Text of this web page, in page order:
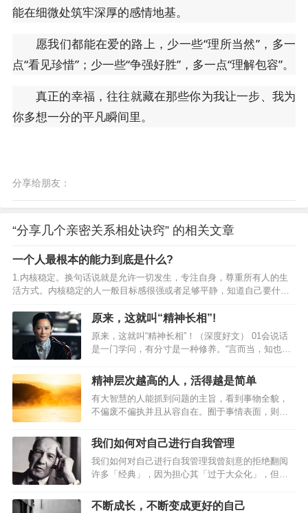
能在细微处筑牢深厚的感情地基。
愿我们都能在爱的路上，少一些“理所当然”，多一
点“看见珍惜”；少一些“争强好胜”，多一点“理解包容”。
真正的幸福，往往就藏在那些你为我让一步、我为
你多想一分的平凡瞬间里。
分享给朋友：
“分享几个亲密关系相处诀窍” 的相关文章
一个人最根本的能力到底是什么?
1.内核稳定。换句话说就是允许一切发生，专注自身，尊重所有人的生
活方式。内核稳定的人一般目标感很强或者足够平静，知道自己要什么
不要什么，做很多事情也就更加高效和完善；相反地，内核不稳定的人
容易毛躁，焦虑不安，遇到一点挫折，就把自己变得一蹶不振，给自己
施加不必要的压力，然后让自己变得不堪重负。2.一个冷知识：屏蔽力
是一个人最顶级的能力，任何消耗你的人和事，多看一眼都是你的不
对。3.很喜欢尼采的这段话：获得真正自由的方法是要学会自我控制。
如果情绪总是处于失控状态，就会被感情牵着鼻子走，丧失自由。所
以…
原来，这就叫“精神长相”!
原来，这就叫“精神长相”！（深度好文） 01会说话
是一门学问，有分寸是一种修养。“言而当，知也；
候说话是智慧，沉默的恰当也是一种智慧。知道怎
么说话，知道何时说话，知道不乱说话，是一种了
不得的软实力。子禽问墨子：“多说话有好处吗?”墨
子答道：“苍蝇、青蛙，白天黑夜叫个不停，叫得口
干舌疲，然而没有人去听它的。但你看那雄鸡，在
黎明按时啼叫，天下震动，人们早早起身。多说话
常常评价一个人情商高…
精神层次越高的人，活得越是简单
有大智慧的人能抓到问题的主旨，看到事物全貌，
不偏废不偏执并且从容自在。囿于事情表面，则犹
能。01人须在事上磨，做功夫无论做什么，只有经
过磨炼，下足功夫，才能真正有所成就。俗话说：
饭未煮熟，不能妄自一开；蛋未孵成，不能妄自一
啄。煮饭、育雏，都要经过一番耐心等待，才能得
到一个好的结果。我们做事更需要如此，不骄不
躁，细细琢磨处理，水到才能渠成。 正如曾国藩所
我们如何对自己进行自我管理
我们如何对自己进行自我管理我曾刻意的拒绝翻阅
许多「经典」，因为担心其「过于大众化」，但翻
在，又让人膜拜的不行，德鲁克先生便是其中之
不断成长，不断变成更好的自己